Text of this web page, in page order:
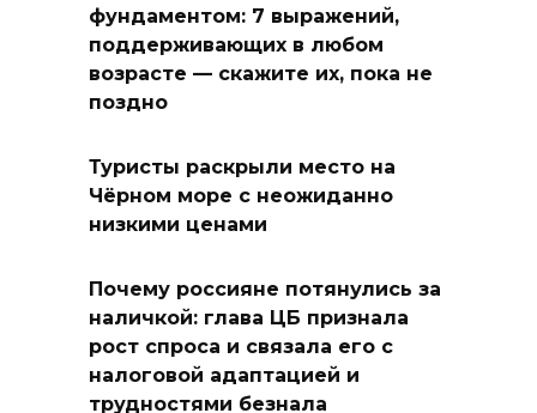
фундаментом: 7 выражений,
поддерживающих в любом
возрасте — скажите их, пока не
поздно
Туристы раскрыли место на
Чёрном море с неожиданно
низкими ценами
Почему россияне потянулись за
наличкой: глава ЦБ признала
рост спроса и связала его с
налоговой адаптацией и
трудностями безнала